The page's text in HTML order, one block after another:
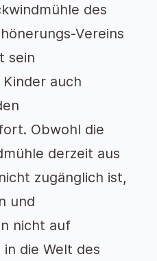
des
Vereins
sein
auch
Obwohl die
derzeit aus
zugänglich ist,
und
nicht auf
die Welt des